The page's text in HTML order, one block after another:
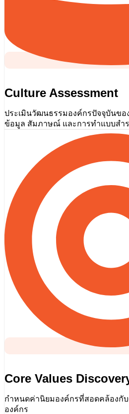
Culture Assessment
ประเมินวัฒนธรรมองค์กรปัจจุบันขอ
ข้อมูล สัมภาษณ์ และการทำแบบสำ
Core Values
กำหนดค่านิยมองค์กรที่สอดคล้องกั
องค์กร